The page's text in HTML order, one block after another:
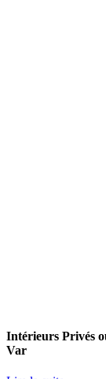
Intérieurs Privés
Var